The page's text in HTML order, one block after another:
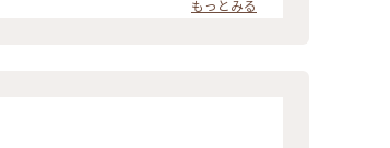
もっとみる